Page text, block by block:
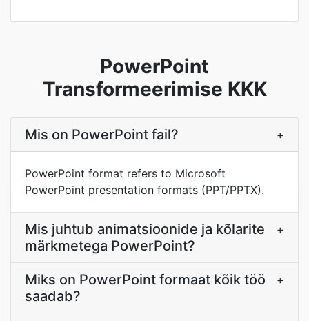
PowerPoint
Transformeerimise KKK
Mis on PowerPoint fail? +
PowerPoint format refers to Microsoft
PowerPoint presentation formats (PPT/PPTX).
Mis juhtub animatsioonide ja kõlarite
märkmetega PowerPoint?
+
Miks on PowerPoint formaat kõik töö
saadab?
+